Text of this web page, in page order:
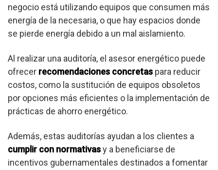
negocio está utilizando equipos que consumen más
energía de la necesaria, o que hay espacios donde
se pierde energía debido a un mal aislamiento.
Al realizar una auditoría, el asesor energético puede
ofrecer recomendaciones concretas para reducir
costos, como la sustitución de equipos obsoletos
por opciones más eficientes o la implementación de
prácticas de ahorro energético.
Además, estas auditorías ayudan a los clientes a
cumplir con normativasy a beneficiarse de
incentivos gubernamentales destinados a fomentar